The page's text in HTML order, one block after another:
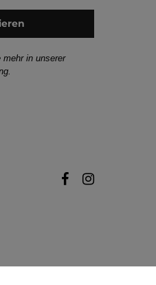
mehr in unserer
.
facebookinstagram